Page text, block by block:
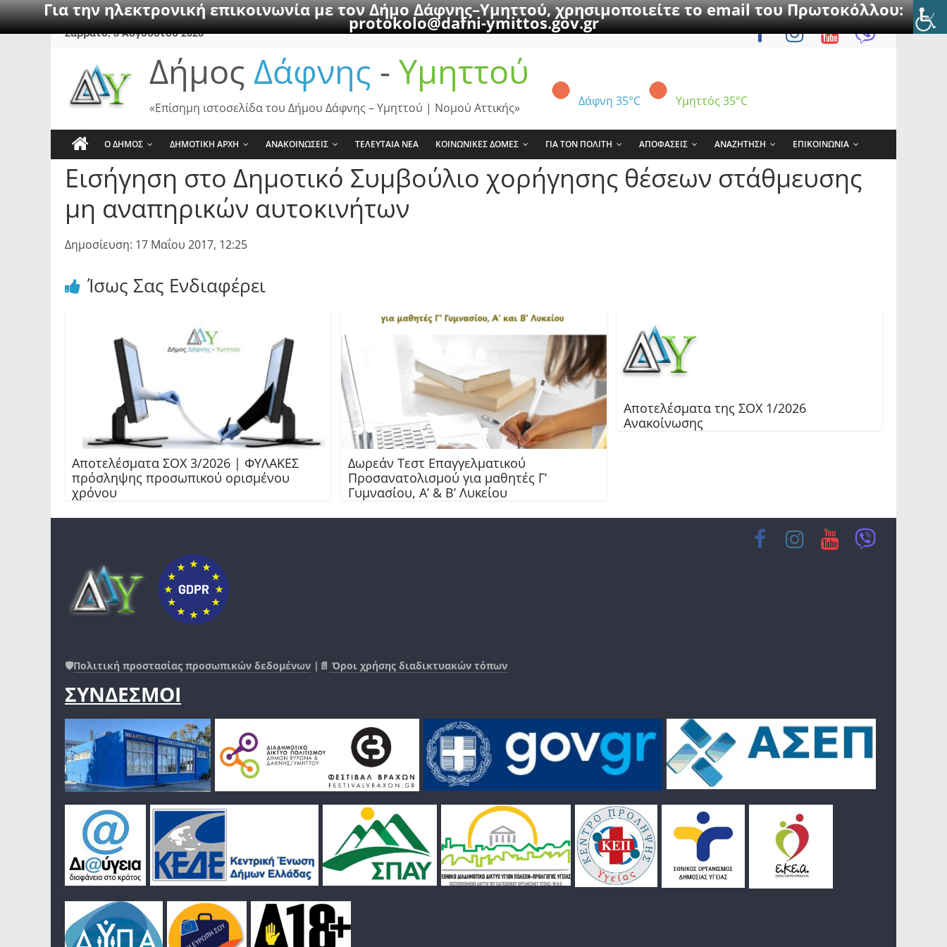
Για την ηλεκτρονική επικοινωνία με τον Δήμο Δάφνης–Υμηττού, χρησιμοποιείτε το email του Πρωτοκόλλου:
protokolo@dafni-ymittos.gov.gr
SkipΣάββατο, 8 Αυγούστου 2026
Δήμος Δάφνης - Υμηττού
Δάφνη 35°C Υμηττός 35°C
«Επίσημη ιστοσελίδα του Δήμου Δάφνης – Υμηττού | Νομού Αττικής»
Ο ΔΗΜΟΣ ΔΗΜΟΤΙΚΗ ΑΡΧΗ ΑΝΑΚΟΙΝΩΣΕΙΣ ΤΕΛΕΥΤΑΙΑ ΝΕΑ ΚΟΙΝΩΝΙΚΕΣ ΔΟΜΕΣ ΓΙΑ ΤΟΝ ΠΟΛΙΤΗ ΑΠΟΦΑΣΕΙΣ ΑΝΑΖΗΤΗΣΗ ΕΠΙΚΟΙΝΩΝΙΑ
Εισήγηση στο Δημοτικό Συμβούλιο χορήγησης θέσεων στάθμευσης
μη αναπηρικών αυτοκινήτων
Δημοσίευση: 17 Μαΐου 2017, 12:25
Ίσως Σας Ενδιαφέρει
Αποτελέσματα ΣΟΧ 3/2026 | ΦΥΛΑΚΕΣ
πρόσληψης προσωπικού ορισμένου
χρόνου
Δωρεάν Τεστ Επαγγελματικού
Προσανατολισμού για μαθητές Γ’
Γυμνασίου, Α’ & Β’ Λυκείου
Αποτελέσματα της ΣΟΧ 1/2026
Ανακοίνωσης
🛡️Πολιτική προστασίας προσωπικών δεδομένων |📄 Όροι χρήσης διαδικτυακών τόπων
ΣΥΝΔΕΣΜΟΙ